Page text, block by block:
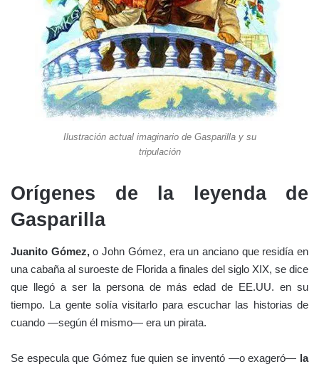
Ilustración actual imaginario de Gasparilla y su
tripulación
Orígenes de la leyenda de
Gasparilla
Juanito Gómez,o John Gómez, era un anciano que residía en
una cabaña al suroeste de Florida a finales del siglo XIX, se dice
que llegó a ser la persona de más edad de EE.UU. en su
tiempo. La gente solía visitarlo para escuchar las historias de
cuando —según él mismo— era un pirata.
Se especula que Gómez fue quien se inventó —o exageró— la